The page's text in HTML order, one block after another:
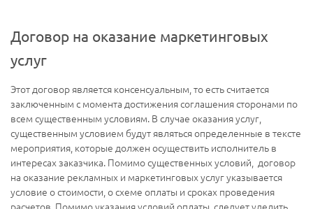
Договор на оказание маркетинговых
услуг
Этот договор является консенсуальным, то есть считается
заключенным с момента достижения соглашения сторонами по
всем существенным условиям. В случае оказания услуг,
существенным условием будут являться определенные в тексте
мероприятия, которые должен осуществить исполнитель в
интересах заказчика. Помимо существенных условий, договор
на оказание рекламных и маркетинговых услуг указывается
условие о стоимости, о схеме оплаты и сроках проведения